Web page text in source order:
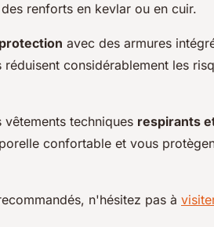
renforts en kevlar ou en cuir.
avec des armures
considérablement les
techniques respirants
confortable et vous
n'hésitez pas à